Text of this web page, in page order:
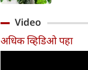
दानधर्म
पालन
Video
अधिक व्हिडिओ पहा